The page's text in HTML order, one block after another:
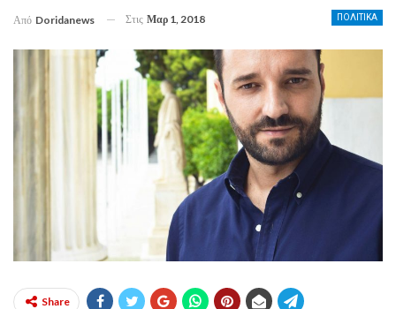
ΠΟΛΙΤΙΚΑ
Από Doridanews Στις Μαρ 1, 2018
Share